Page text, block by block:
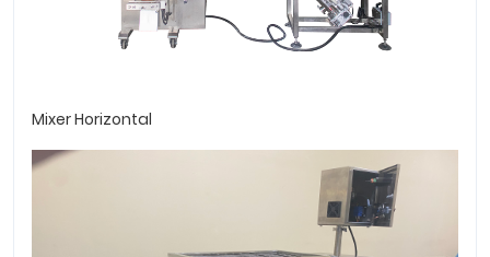
Mixer Horizontal